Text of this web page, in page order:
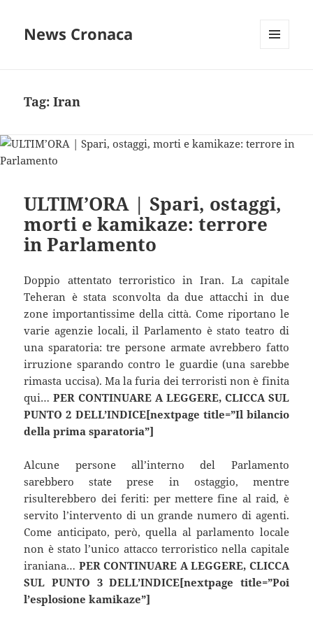
News Cronaca
Tag:Iran
ULTIM’ORA | Spari, ostaggi,
morti e kamikaze: terrore
in Parlamento
Doppio attentato terroristico in Iran. La capitale
Teheran è stata sconvolta da due attacchi in due
zone importantissime della città. Come riportano le
varie agenzie locali, il Parlamento è stato teatro di
una sparatoria: tre persone armate avrebbero fatto
irruzione sparando contro le guardie (una sarebbe
rimasta uccisa). Ma la furia dei terroristi non è finita
qui…PER CONTINUARE A LEGGERE, CLICCA SUL
PUNTO 2 DELL’INDICE[nextpage title=”Il bilancio
della prima sparatoria”]
Alcune persone all’interno del Parlamento
sarebbero state prese in ostaggio, mentre
risulterebbero dei feriti: per mettere fine al raid, è
servito l’intervento di un grande numero di agenti.
Come anticipato, però, quella al parlamento locale
non è stato l’unico attacco terroristico nella capitale
iraniana… PER CONTINUARE A LEGGERE, CLICCA
SUL PUNTO 3 DELL’INDICE[nextpage title=”Poi
l’esplosione kamikaze”]